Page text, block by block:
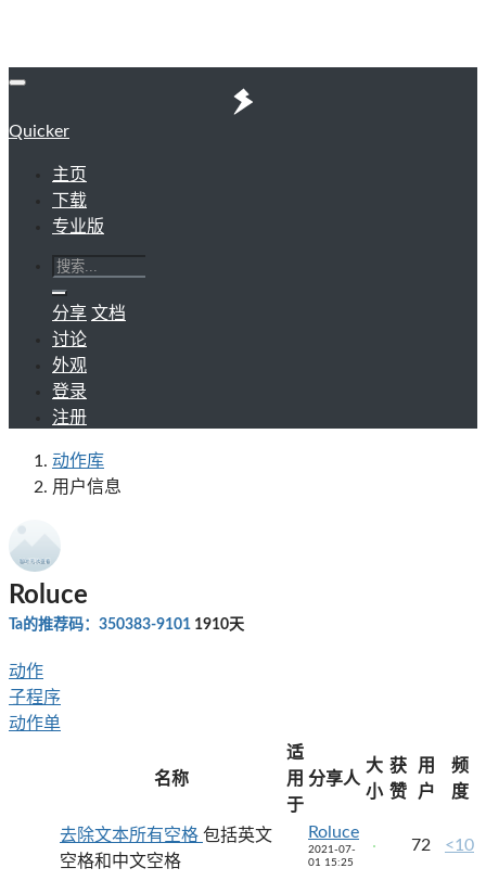
Quicker
主页
下载
专业版
分享 文档
讨论
外观
登录
注册
动作库
用户信息
Roluce
Ta的推荐码：350383-9101 1910天
动作
子程序
动作单
名称
适
用
于
分享人
大
小
获
赞
用
户
频
度
去除文本所有空格 包括英文
空格和中文空格
Roluce
2021-07-
01 15:25
72 <10